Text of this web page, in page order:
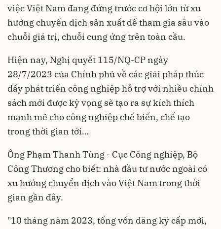
việc Việt Nam đang đứng trước cơ hội lớn từ xu
hướng chuyển dịch sản xuất để tham gia sâu vào
chuỗi giá trị, chuỗi cung ứng trên toàn cầu.
Hiện nay, Nghị quyết 115/NQ-CP ngày
28/7/2023 của Chính phủ về các giải pháp thúc
đẩy phát triển công nghiệp hỗ trợ với nhiều chính
sách mới được kỳ vọng sẽ tạo ra sự kích thích
mạnh mẽ cho công nghiệp chế biến, chế tạo
trong thời gian tới…
Ông Phạm Thanh Tùng - Cục Công nghiệp, Bộ
Công Thương cho biết: nhà đầu tư nước ngoài có
xu hướng chuyển dịch vào Việt Nam trong thời
gian gần đây.
"10 tháng năm 2023, tổng vốn đăng ký cấp mới,